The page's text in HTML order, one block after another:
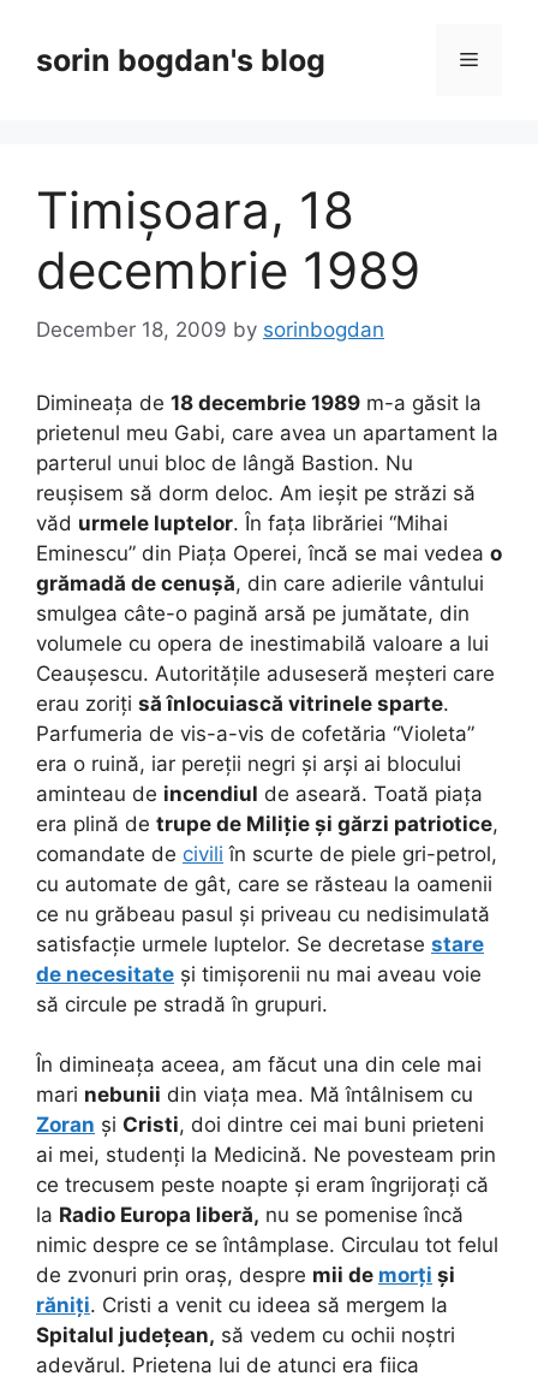
contentsorin bogdan's blog Menu
Timișoara, 18
decembrie 1989
December 18, 2009 by sorinbogdan
Dimineața de 18 decembrie 1989 m-a găsit la
prietenul meu Gabi, care avea un apartament la
parterul unui bloc de lângă Bastion. Nu
reușisem să dorm deloc. Am ieșit pe străzi să
văd urmele luptelor. În fața librăriei “Mihai
Eminescu” din Piața Operei, încă se mai vedea o
grămadă de cenușă, din care adierile vântului
smulgea câte-o pagină arsă pe jumătate, din
volumele cu opera de inestimabilă valoare a lui
Ceaușescu. Autoritățile aduseseră meșteri care
erau zoriți să înlocuiască vitrinele sparte.
Parfumeria de vis-a-vis de cofetăria “Violeta”
era o ruină, iar pereții negri și arși ai blocului
aminteau de incendiul de aseară. Toată piața
era plină de trupe de Miliție și gărzi patriotice,
comandate de civili în scurte de piele gri-petrol,
cu automate de gât, care se răsteau la oamenii
ce nu grăbeau pasul și priveau cu nedisimulată
satisfacție urmele luptelor. Se decretase stare
de necesitate și timișorenii nu mai aveau voie
să circule pe stradă în grupuri.
În dimineața aceea, am făcut una din cele mai
mari nebunii din viața mea. Mă întâlnisem cu
Zoran și Cristi, doi dintre cei mai buni prieteni
ai mei, studenți la Medicină. Ne povesteam prin
ce trecusem peste noapte și eram îngrijorați că
la Radio Europa liberă, nu se pomenise încă
nimic despre ce se întâmplase. Circulau tot felul
de zvonuri prin oraș, despre mii de morți și
răniți. Cristi a venit cu ideea să mergem la
Spitalul județean, să vedem cu ochii noștri
adevărul. Prietena lui de atunci era fiica